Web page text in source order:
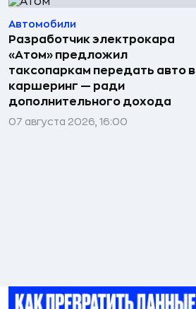
Автомобили
Разработчик электрокара
«Атом» предложил
таксопаркам передать авто в
каршеринг — ради
дополнительного дохода
07 августа 2026, 16:00